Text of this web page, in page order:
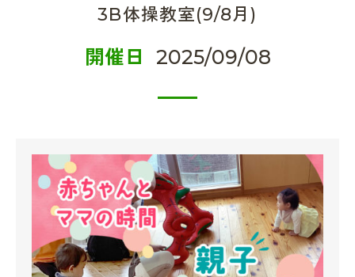
3B体操教室(9/8月)
開催日 2025/09/08